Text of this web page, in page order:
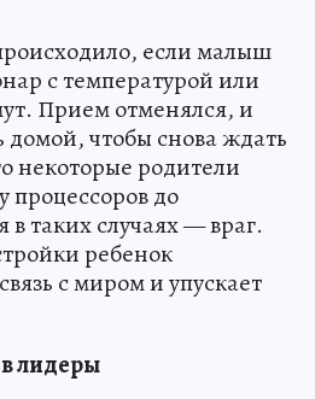
если малыш
с температурой или
Прием отменялся, и
домой, чтобы снова ждать
некоторые родители
процессоров до
в таких случаях — враг.
ребенок
с миром и упускает
лидеры